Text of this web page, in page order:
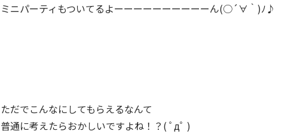
ミニパーティもついてるよーーーーーーーーーーん(○´∀｀)ﾉ♪
ただでこんなにしてもらえるなんて
普通に考えたらおかしいですよね！？( ﾟдﾟ )